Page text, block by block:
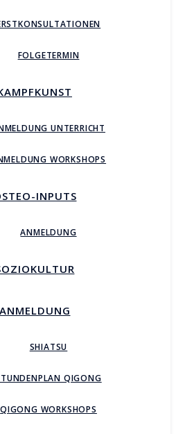
FOLGETERMIN
UNTERRICHT
WORKSHOPS
INPUTS
ANMELDUNG
ANMELDUNG
SHIATSU
QIGONG
QIGONG WORKSHOPS